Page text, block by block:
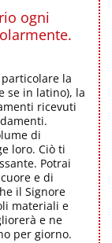
ogni
la
se in latino), la
ricevuti
di
loro. Ciò ti
Potrai
e di
il Signore
materiali e
e ne
per giorno.